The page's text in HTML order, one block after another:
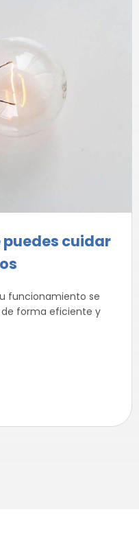
puedes cuidar
funcionamiento se
forma eficiente y